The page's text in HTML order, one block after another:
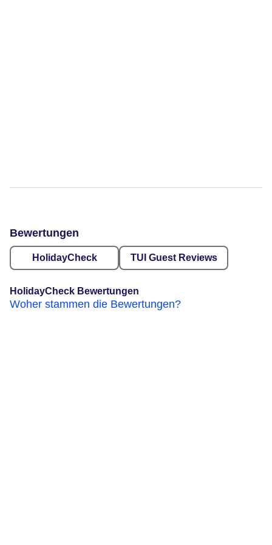
Bewertungen
HolidayCheck TUI Guest Reviews
HolidayCheck Bewertungen
Woher stammen die Bewertungen?